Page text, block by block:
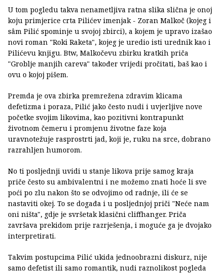
U tom pogledu takva nenametljiva ratna slika slična je onoj
koju primjerice crta Pilićev imenjak - Zoran Malkoč (kojeg i
sâm Pilić spominje u svojoj zbirci), a kojem je upravo izašao
novi roman "Roki Raketa", kojeg je uredio isti urednik kao i
Pilićevu knjigu. Btw, Malkočevu zbirku kratkih priča
"Groblje manjih careva" također vrijedi pročitati, baš kao i
ovu o kojoj pišem.
Premda je ova zbirka premrežena zdravim klicama
defetizma i poraza, Pilić jako često nudi i uvjerljive nove
početke svojim likovima, kao pozitivni kontrapunkt
životnom čemeru i promjenu životne faze koja
uravnotežuje rasprostrti jad, koji je, ruku na srce, dobrano
razrahljen humorom.
No ti posljednji uvidi u stanje likova prije samog kraja
priče često su ambivalentni i ne možemo znati hoće li sve
poći po zlu nakon što se odvojimo od radnje, ili će se
nastaviti okej. To se događa i u posljednjoj priči "Neće nam
oni ništa", gdje je svršetak klasični cliffhanger. Priča
završava prekidom prije razrješenja, i moguće ga je dvojako
interpretirati.
Takvim postupcima Pilić ukida jednoobrazni diskurz, nije
samo defetist ili samo romantik, nudi raznolikost pogleda